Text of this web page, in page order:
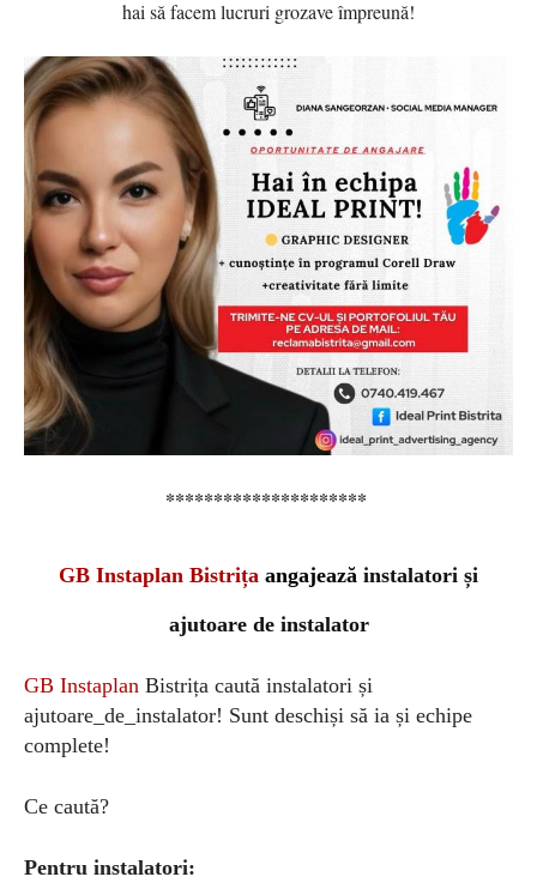
hai să facem lucruri grozave împreună!
*********************
GB Instaplan Bistrița angajează instalatori și
ajutoare de instalator
GB Instaplan Bistrița caută instalatori și
ajutoare_de_instalator! Sunt deschiși să ia și echipe
complete!
Ce caută?
Pentru instalatori: